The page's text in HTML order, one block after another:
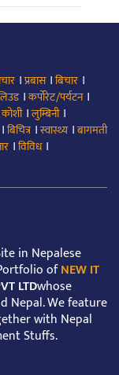
।प्रबास।बिचार ।
।कर्पोरेट/पर्यटन।
कोशी।लुम्बिनी।
।बिचित्र।स्वास्थ्य ।बागमती
।विविध।
in Nepalese
ofNEW IT
LTDwhose
Nepal. We feature
with Nepal
Stuffs.